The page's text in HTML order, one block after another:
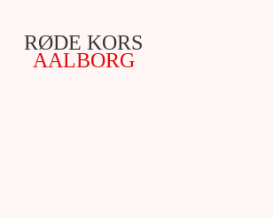
RØDE KORS
AALBORG